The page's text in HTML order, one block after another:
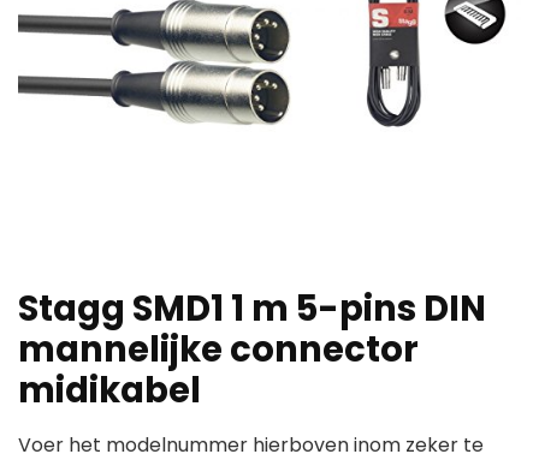
Stagg SMD1 1 m 5-pins DIN
mannelijke connector
midikabel
Voer het modelnummer hierboven inom zeker te